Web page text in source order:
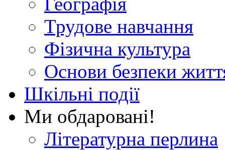
Трудове навчання
Фізична культура
Основи безпеки
Шкільні події
Ми обдаровані!
Літературна перлина